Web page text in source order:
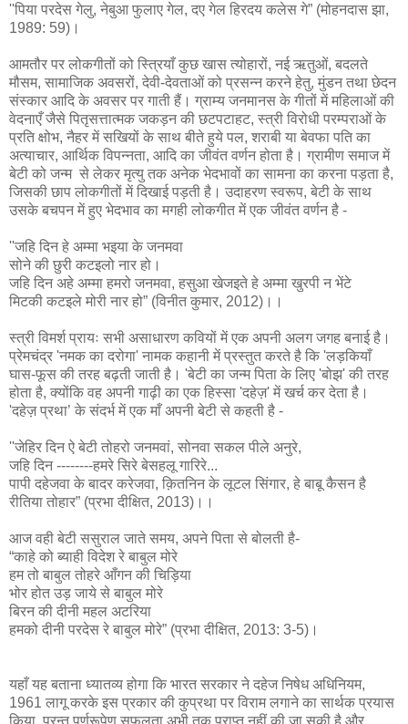
''पिया परदेस गेलु, नेबुआ फुलाए गेल, दए गेल हिरदय कलेस गे” (मोहनदास झा,
1989: 59)।
आमतौर पर लोकगीतों को स्त्रियाँ कुछ खास त्योहारों, नई ऋतुओं, बदलते
मौसम, सामाजिक अवसरों, देवी-देवताओं को प्रसन्न करने हेतु, मुंडन तथा छेदन
संस्कार आदि के अवसर पर गाती हैं। ग्राम्य जनमानस के गीतों में महिलाओं की
वेदनाएँ जैसे पितृसत्तात्मक जकड़न की छटपटाहट, स्त्री विरोधी परम्पराओं के
प्रति क्षोभ, नैहर में सखियों के साथ बीते हुये पल, शराबी या बेवफा पति का
अत्याचार, आर्थिक विपन्नता, आदि का जीवंत वर्णन होता है। ग्रामीण समाज में
बेटी को जन्म से लेकर मृत्यु तक अनेक भेदभावों का सामना का करना पड़ता है,
जिसकी छाप लोकगीतों में दिखाई पड़ती है। उदाहरण स्वरूप, बेटी के साथ
उसके बचपन में हुए भेदभाव का मगही लोकगीत में एक जीवंत वर्णन है -
''जहि दिन हे अम्मा भइया के जनमवा
सोने की छुरी कटइलो नार हो।
जहि दिन अहे अम्मा हमरो जनमवा, हसुआ खेजइते हे अम्मा खुरपी न भेंटे
मिटकी कटइले मोरी नार हो” (विनीत कुमार, 2012)।।
स्त्री विमर्श प्रायः सभी असाधारण कवियों में एक अपनी अलग जगह बनाई है।
प्रेमचंद्र 'नमक का दरोगा' नामक कहानी में प्रस्तुत करते है कि 'लड़कियाँ
घास-फूस की तरह बढ़ती जाती है। 'बेटी का जन्म पिता के लिए 'बोझ' की तरह
होता है, क्योंकि वह अपनी गाढ़ी का एक हिस्सा 'दहेज़' में खर्च कर देता है।
'दहेज़ प्रथा’ के संदर्भ में एक माँ अपनी बेटी से कहती है -
''जेहिर दिन ऐ बेटी तोहरो जनमवां, सोनवा सकल पीले अनुरे,
जहि दिन --------हमरे सिरे बेसहलू गारिरे...
पापी दहेजवा के बादर करेजवा, क़ितनिन के लूटल सिंगार, हे बाबू कैसन है
रीतिया तोहार” (प्रभा दीक्षित, 2013)।।
आज वही बेटी ससुराल जाते समय, अपने पिता से बोलती है-
“काहे को ब्याही विदेश रे बाबुल मोरे
हम तो बाबुल तोहरे आँगन की चिड़िया
भोर होत उड़ जाये से बाबुल मोरे
बिरन की दीनी महल अटरिया
हमको दीनी परदेस रे बाबुल मोरे” (प्रभा दीक्षित, 2013: 3-5)।
यहाँ यह बताना ध्यातव्य होगा कि भारत सरकार ने दहेज निषेध अधिनियम,
1961 लागू करके इस प्रकार की कुप्रथा पर विराम लगाने का सार्थक प्रयास
किया, परन्तु पूर्णरूपेण सफलता अभी तक प्राप्त नहीं की जा सकी है और